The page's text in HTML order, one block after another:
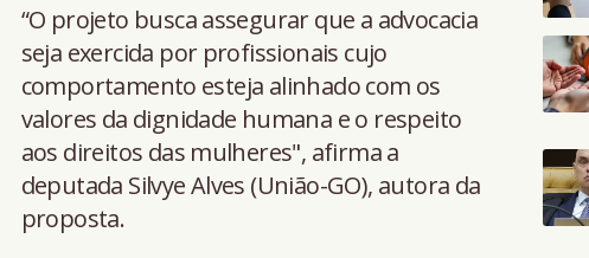
“O projeto busca assegurar que a advocacia
seja exercida por profissionais cujo
comportamento esteja alinhado com os
valores da dignidade humana e o respeito
aos direitos das mulheres", afirma a
deputada Silvye Alves (União-GO), autora da
proposta.